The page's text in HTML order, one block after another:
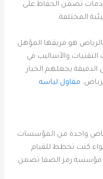
تضمن الحفاظ على
المختلفة.
هو فريقها المؤهل
والأساليب في
يجعلهم الخيار
مقاول لياسه
واحدة من المؤسسات
كنت تخطط للقيام
مؤسسة رمز الصفا تضمن